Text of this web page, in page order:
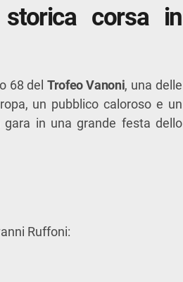
corsa in
68 delTrofeo Vanoni, una delle
un pubblico caloroso e un
gara in una grande festa dello
Ruffoni: